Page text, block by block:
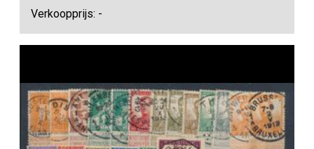
Verkoopprijs: -